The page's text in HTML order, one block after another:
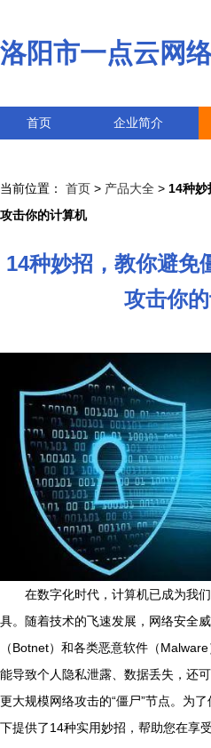
洛阳市一点云网
首页 企业简介
当前位置： 首页 > 产品大全 > 14种妙
攻击你的计算机
14种妙招，教你避免
攻击你
在数字化时代，计算机已成为我
具。随着技术的飞速发展，网络安全
（Botnet）和各类恶意软件（
能导致个人隐私泄露、数据丢失，还
更大规模网络攻击的“僵尸”节点。为
下提供了14种实用妙招，帮助您在享